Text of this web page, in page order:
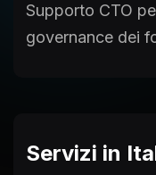
Supporto CTO
governance dei
Servizi in